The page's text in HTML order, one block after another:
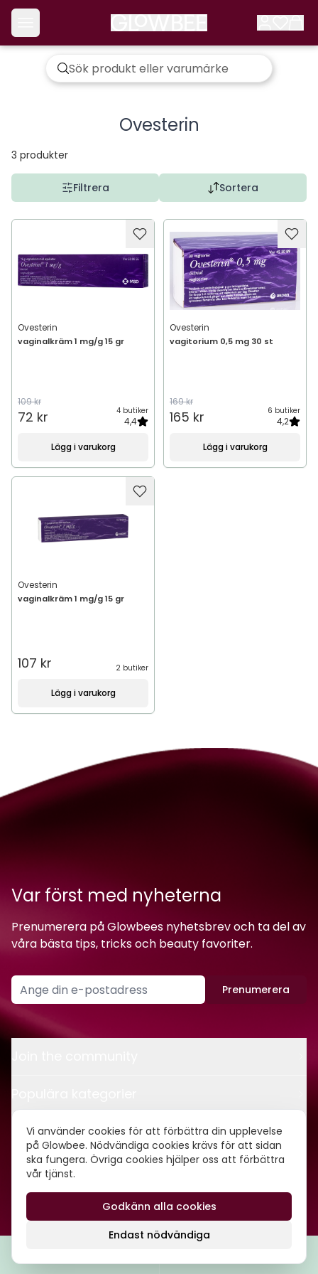
Vi använder cookies för att förbättra din upplevelse
på Glowbee. Nödvändiga cookies krävs för att sidan
ska fungera. Övriga cookies hjälper oss att förbättra
vår tjänst.
Endast nödvändiga
Godkänn alla cookies
Ovesterin
3 produkter
Filtrera Sortera
Ovesterin
vaginalkräm 1 mg/g 15 gr
109 kr
72 kr 4 butiker
4,4
Lägg i varukorg
Ovesterin
vagitorium 0,5 mg 30 st
169 kr
165 kr 6 butiker
4,2
Lägg i varukorg
Ovesterin
vaginalkräm 1 mg/g 15 gr
107 kr 2 butiker
Lägg i varukorg
Var först med nyheterna
Prenumerera på Glowbees nyhetsbrev och ta del av
våra bästa tips, tricks och beauty favoriter.
Prenumerera
Kontakt
Om oss
©2026Glowbee AB • Org.nr: 559540-5837